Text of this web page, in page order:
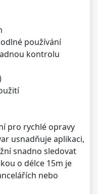
používání
kontrolu
pro rychlé opravy
usnadňuje aplikaci,
snadno sledovat
o délce 15m je
nebo